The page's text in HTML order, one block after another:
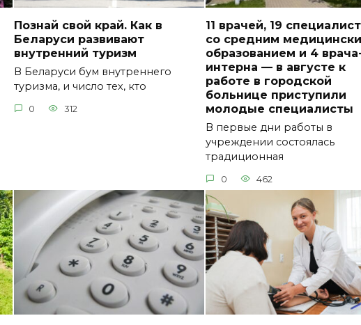
Познай свой край. Как в
Беларуси развивают
внутренний туризм
В Беларуси бум внутреннего
туризма, и число тех, кто
0 312
11 врачей, 19
со средним
образованием и 4
интерна — в августе к
работе в городской
больнице приступили
молодые специалисты
В первые дни работы в
учреждении состоялась
традиционная
0 462